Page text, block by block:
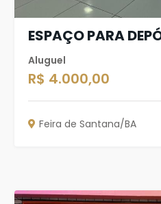
ESPAÇO PARA
Aluguel
R$ 4.000,00
Feira de Santana/BA